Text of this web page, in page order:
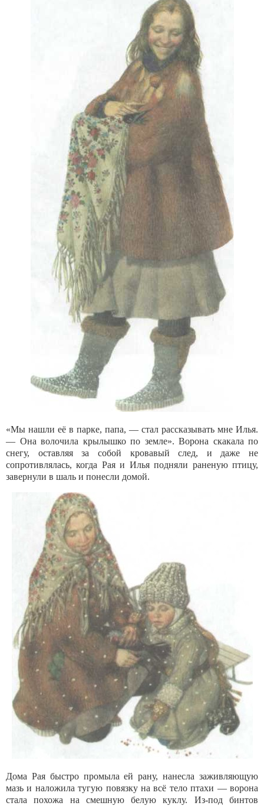
«Мы нашли её в парке, папа, — стал рассказывать мне Илья.
— Она волочила крылышко по земле». Ворона скакала по
снегу, оставляя за собой кровавый след, и даже не
сопротивлялась, когда Рая и Илья подняли раненую птицу,
завернули в шаль и понесли домой.
Дома Рая быстро промыла ей рану, нанесла заживляющую
мазь и наложила тугую повязку на всё тело птахи — ворона
стала похожа на смешную белую куклу. Из-под бинтов